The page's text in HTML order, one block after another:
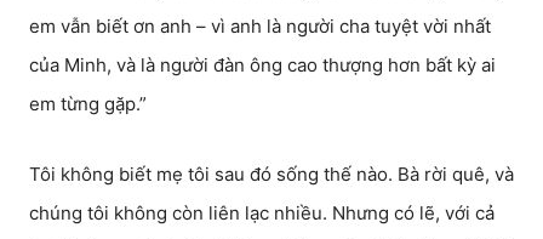
em vẫn biết ơn anh – vì anh là người cha tuyệt vời nhất
của Minh, và là người đàn ông cao thượng hơn bất kỳ ai
em từng gặp.”
Tôi không biết mẹ tôi sau đó sống thế nào. Bà rời quê, và
chúng tôi không còn liên lạc nhiều. Nhưng có lẽ, với cả